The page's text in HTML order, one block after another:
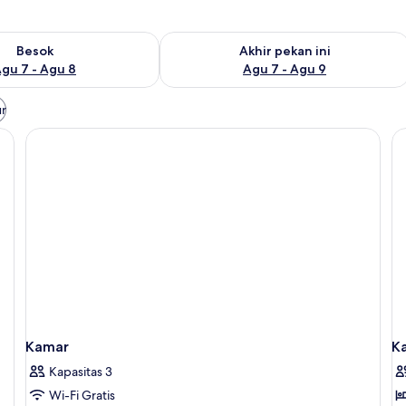
Besok
7 - Agu 8
untuk besok Agu 7 - Agu 8
Akhir pekan ini
Agu 7 - Agu 9
Periksa ketersediaan untuk akhir
Kamar
Kapasitas 3
Wi-Fi Gratis